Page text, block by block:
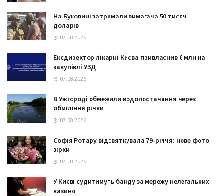
На Буковині затримали вимагача 50 тисяч
доларів
07.08.2026
Ексдиректор лікарні Києва привласнив 6 млн на
закупівлі УЗД
07.08.2026
В Ужгороді обмежили водопостачання через
обміління річки
07.08.2026
Софія Ротару відсвяткувала 79-річчя: нове фото
зірки
07.08.2026
У Києві судитимуть банду за мережу нелегальних
казино